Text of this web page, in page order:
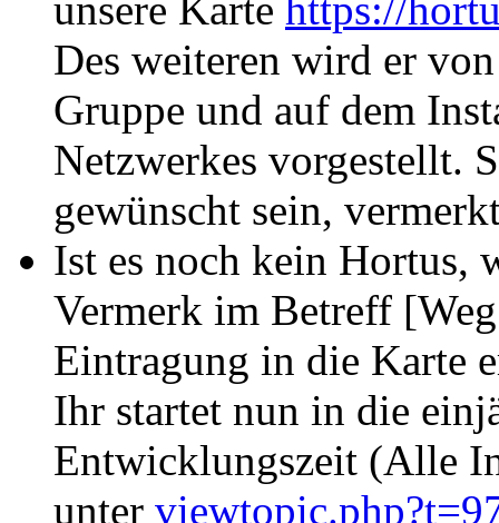
unsere Karte https://
Des weiteren wird er
Gruppe und auf dem
Netzwerkes vorgestellt.
gewünscht sein,
Ist es noch kein Hortus,
Vermerk im Betreff
Eintragung in die Karte
Ihr startet nun in die
Entwicklungszeit (Alle
unter